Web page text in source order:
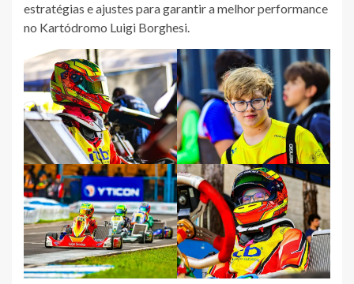
estratégias e ajustes para garantir a melhor performance
no Kartódromo Luigi Borghesi.